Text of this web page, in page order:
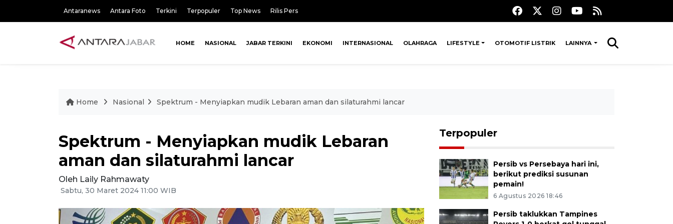
Antaranews Antara Foto Terkini Terpopuler Top News Rilis Pers
HOME NASIONAL JABAR TERKINI EKONOMI INTERNASIONAL OLAHRAGA LIFESTYLE OTOMOTIF LISTRIK LAINNYA
Home Nasional Spektrum - Menyiapkan mudik Lebaran aman dan silaturahmi lancar
Spektrum - Menyiapkan mudik Lebaran
aman dan silaturahmi lancar
Oleh Laily Rahmawaty
Sabtu, 30 Maret 2024 11:00 WIB
Terpopuler
Persib vs Persebaya hari ini,
berikut prediksi susunan
pemain!
6 Agustus 2026 18:46
Persib taklukkan Tampines